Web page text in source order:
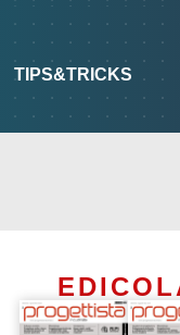
DI PROGETTAZIONE
TIPS&TRICKS